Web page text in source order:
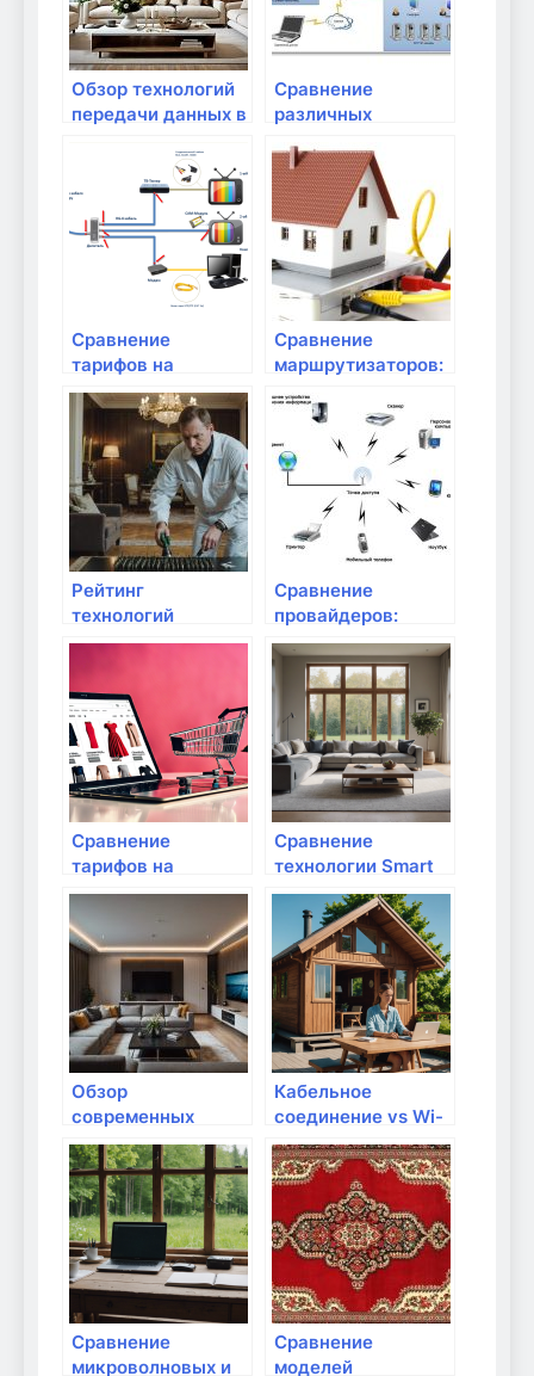
Обзор технологий
передачи данных в
Сравнение
различных
кабелей
Сравнение
тарифов на
высокоскоростной
интернет
Сравнение
маршрутизаторов:
Wi-Fi 5 vs Wi-Fi 6
Рейтинг
технологий
управления умным
Сравнение
провайдеров:
тарифы и скорость
интернета
Сравнение
тарифов на
интернет: какой
выбрать?
Сравнение
технологии Smart
Connect в
современных
маршрутизаторах
Обзор
современных
стандартов Wi-Fi:
что выбрать?
Кабельное
соединение vs Wi-
Fi: что лучше для
дома?
Сравнение
микроволновых и
Сравнение
моделей